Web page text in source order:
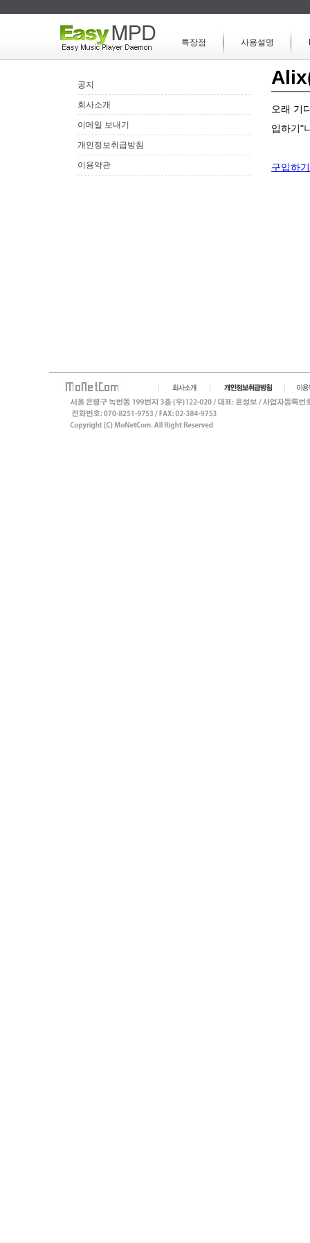
특장점 사용설명
오래 기
입하기"
구입하기
공지
회사소개
이메일 보내기
개인정보취급방침
이용약관